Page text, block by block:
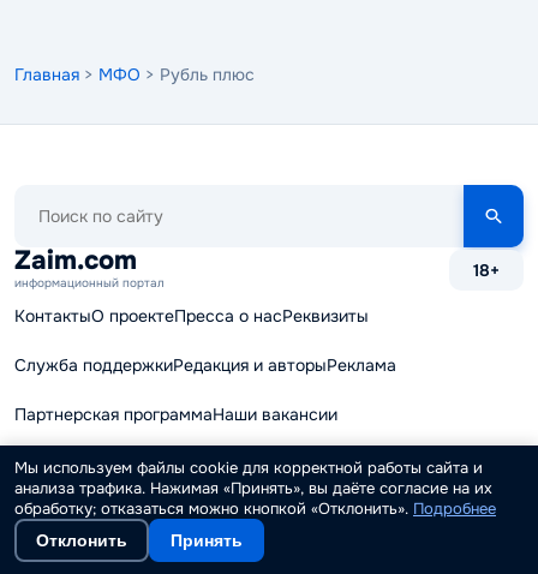
Главная > МФО > Рубль плюс
сайту
Zaim.com
информационный портал
18+
КонтактыО проектеПресса о насРеквизиты
Служба поддержкиРедакция и авторыРеклама
Партнерская программаНаши вакансии
Финансовые калькуляторыКарта сайта
© 2015 - 2026 ИА "Займ.ком"
При использовании материалов ссылка на Zaim.com обязательна.
Система базы данных и каталог МФО, Ломбардов и КПК являются
Мы используем файлы cookie для корректной работы сайта и
анализа трафика. Нажимая «Принять», вы даёте согласие на их
обработку; отказаться можно кнопкой «Отклонить». Подробнее
Отклонить Принять